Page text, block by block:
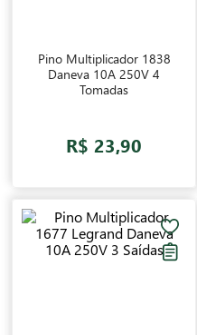
Pino Multiplicador 1838
Daneva 10A 250V 4
Tomadas
R$ 23,90